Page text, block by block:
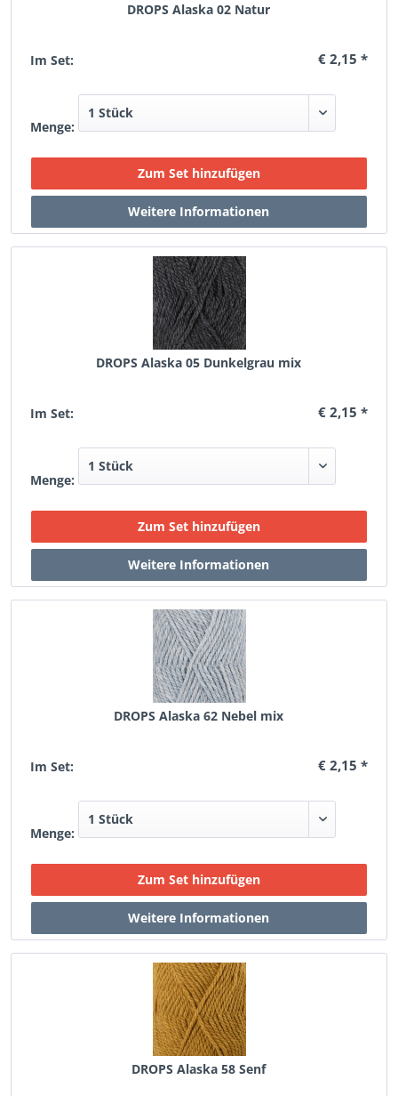
DROPS Alaska 02 Natur
Im Set: € 2,15 *
Menge:
DROPS Alaska 05 Dunkelgrau mix
Im Set: € 2,15 *
Menge:
DROPS Alaska 62 Nebel mix
Im Set: € 2,15 *
Menge:
DROPS Alaska 58 Senf